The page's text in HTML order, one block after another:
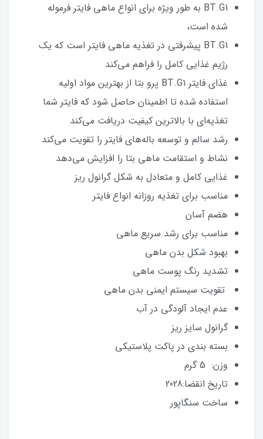
BT.G1 به طور ویژه برای انواع ماهی فایتر فرموله
شده است،
BT.G1 پیشرفتی در تغذیه ماهی فایتر است که یک
رژیم غذایی کامل را فراهم می‌کند
غذای فایتر BT.G1 پرو بتا از بهترین مواد اولیه
استفاده شده تا اطمینان حاصل شود که فایتر شما
تغذیه‌ای با بالاترین کیفیت دریافت می‌کند
رشد سالم و توسعه باله‌های فایتر را تقویت می‌کند
نشاط و استقامت ماهی بتا را افزایش می‌دهد
غذایی کامل و متعادل به شکل گرانول ریز
مناسب برای تغذیه روزانه انواع فایتر
هضم آسان
مناسب برای رشد سریع ماهی
بهبود شکل بدن ماهی
تشدید رنگ پوست ماهی
تقویت سیستم ایمنی بدن ماهی
عدم ایجاد آلودگی در آب
گرانول سایز ریز
بسته بندی در پاکت پلاستیکی
وزن: 5 گرم
تاریخ انقضا:2028
ساخت سنگاپور